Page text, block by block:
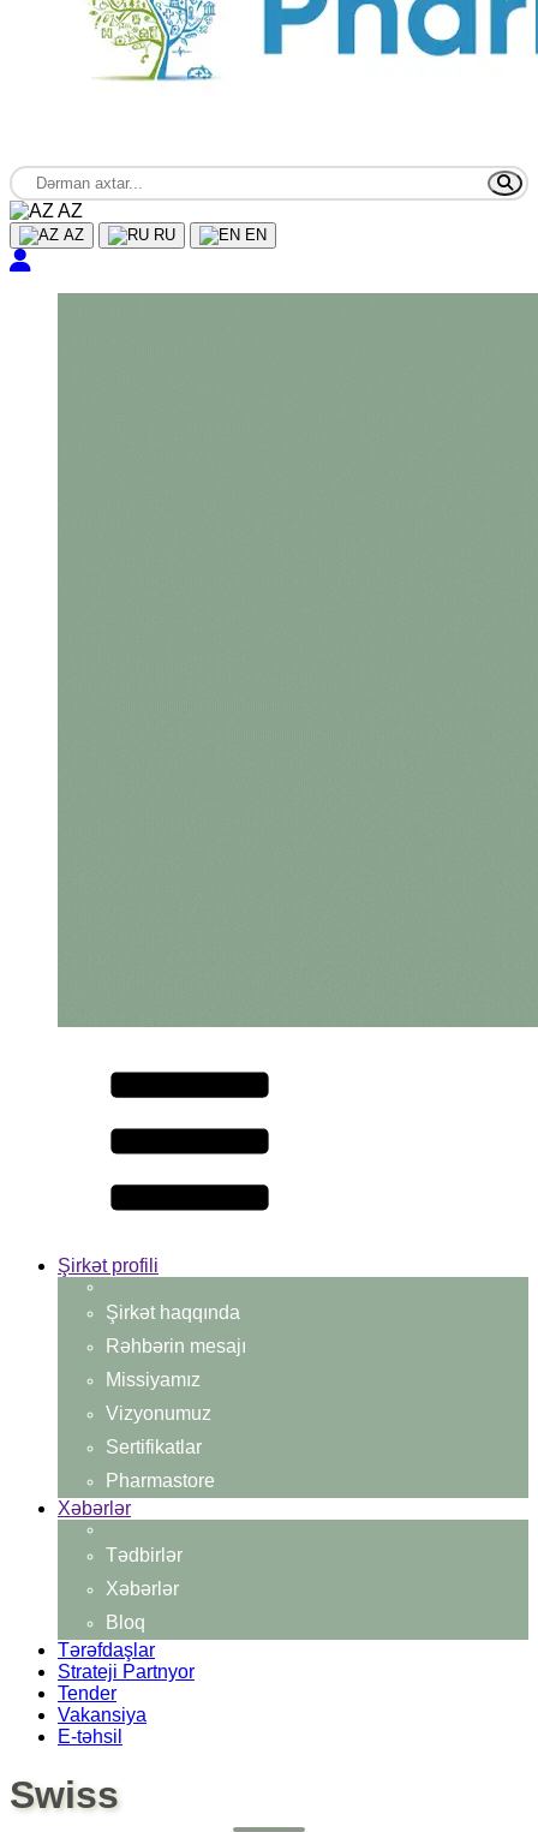
AZ
AZ RU EN
Şirkət profili
Şirkət haqqında
Rəhbərin mesajı
Missiyamız
Vizyonumuz
Sertifikatlar
Pharmastore
Xəbərlər
Tədbirlər
Xəbərlər
Bloq
Tərəfdaşlar
Strateji Partnyor
Tender
Vakansiya
E-təhsil
Swiss